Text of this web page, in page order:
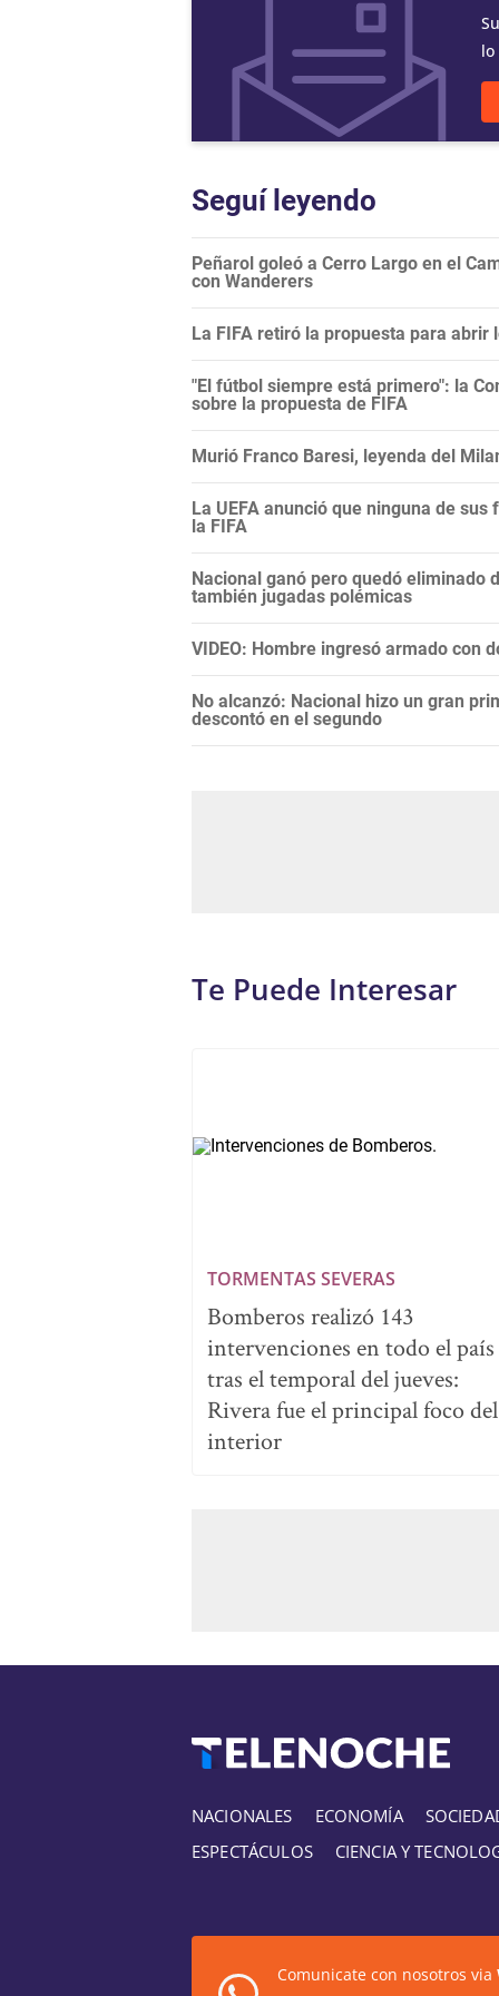
Seguí leyendo
Peñarol goleó a Cerro Largo en el
con Wanderers
La FIFA retiró la propuesta para
"El fútbol siempre está primero": la
sobre la propuesta de FIFA
Murió Franco Baresi, leyenda del
La UEFA anunció que ninguna de
la FIFA
Nacional ganó pero quedó eliminado
también jugadas polémicas
VIDEO: Hombre ingresó armado con
No alcanzó: Nacional hizo un gran
descontó en el segundo
Te Puede Interesar
TORMENTAS SEVERAS
Bomberos realizó 143
intervenciones en todo el país
tras el temporal del jueves:
Rivera fue el principal foco del
interior
NACIONALES ECONOMÍA
ESPECTÁCULOS
CIENCIA Y
Comunicate con nosotros via